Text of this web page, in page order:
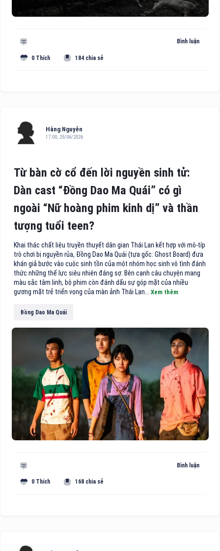
Bình luận
0 Thích 184 chia sẻ
Hằng Nguyễn
17:00, 25/06/2026
Từ bàn cờ cổ đến lời nguyền sinh tử:
Dàn cast “Đồng Dao Ma Quái” có gì
ngoài “Nữ hoàng phim kinh dị” và thần
tượng tuổi teen?
Khai thác chất liệu truyền thuyết dân gian Thái Lan kết hợp với mô-típ
trò chơi bị nguyền rủa, Đồng Dao Ma Quái (tựa gốc: Ghost Board) đưa
khán giả bước vào cuộc sinh tồn của một nhóm học sinh vô tình đánh
thức những thế lực siêu nhiên đáng sợ. Bên cạnh câu chuyện mang
màu sắc tâm linh, bộ phim còn đánh dấu sự góp mặt của nhiều
gương mặt trẻ triển vọng của màn ảnh Thái Lan... Xem thêm
Đồng Dao Ma Quái
Bình luận
0 Thích 168 chia sẻ